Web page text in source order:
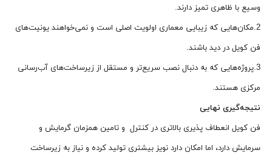
وسیع با ظاهری تمیز دارند.
2.مکان‌هایی که زیبایی معماری اولویت اصلی است و نمی‌خواهند یونیت‌های
فن کویل در دید باشند.
3.پروژه‌هایی که به دنبال نصب سریع‌تر و مستقل از زیرساخت‌های آب‌رسانی
مرکزی هستند.
نتیجه‌گیری نهایی
فن کویل انعطاف ‌پذیری بالاتری در کنترل و تامین همزمان گرمایش و
سرمایش دارد، اما امکان دارد نویز بیشتری تولید کرده و نیاز به زیرساخت